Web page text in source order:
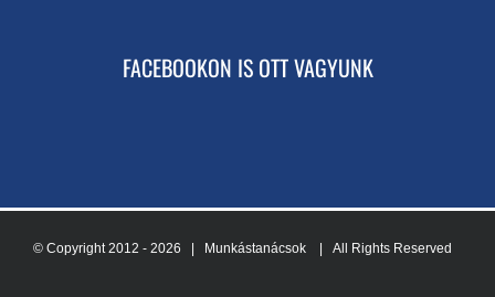
FACEBOOKON IS OTT VAGYUNK
© Copyright 2012 - 2026 | Munkástanácsok | All Rights Reserved